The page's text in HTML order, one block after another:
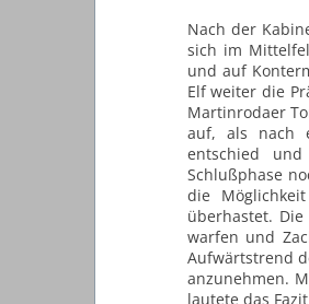
Nach der
sich im
und auf
Elf weiter die
Martinrodaer
auf, als nach
entschied
Schlußphase
die
überhastet.
warfen und
Aufwärtstrend
anzunehmen.
lautete das